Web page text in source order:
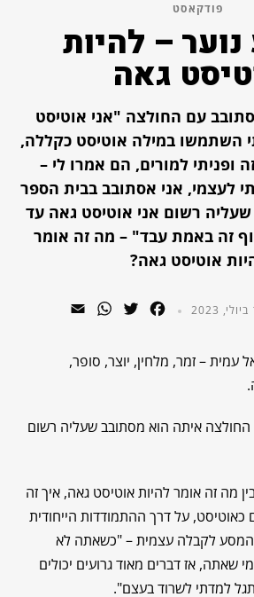
פודקאסט
– להיות
גאה
עם החולצה "אני אוטיסט
השתמשו במילה אוטיסט כקללה,
ופניתי למורים, הם אמרו לי –
לעצמי, אני אסתובב בבית הספר
רשום אני אוטיסט גאה עד
זה באמת עבד" – מה זה אומר
אוטיסט גאה?
Facebook
Twitter
WhatsApp
עמית – זמר, מלחין, יוצר, סופר,
החולצה איתה הוא מסתובב שעליה רשום
מה זה אומר להיות אוטיסט גאה, איך זה
כאוטיסט, על דרך ההתמודדות הייחודית
המסע לקבלה עצמית – "כשאתה לא
שאתה, אז דברים מאוד גרועים יכולים
למדתי לשרוד בעצם".